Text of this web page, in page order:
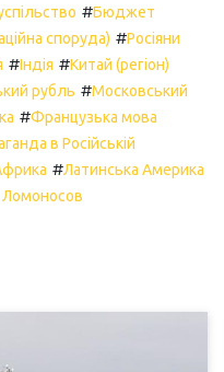
#Бюджет
споруда) #Росіяни
#Індія #Китай (регіон)
рубль #Московський
#Французька мова
в Російській
#Латинська Америка